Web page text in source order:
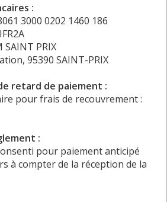
:
3000 0202 1460 186
SAINT PRIX
95390 SAINT-PRIX
retard de paiement :
pour frais de recouvrement :
:
pour paiement anticipé
à compter de la réception de la